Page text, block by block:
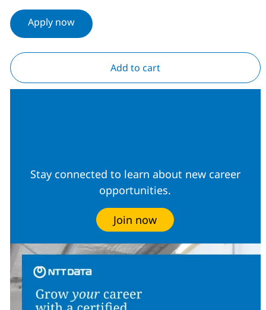
Apply now
Add to cart
Stay connected to learn about new career
opportunities.
Join now